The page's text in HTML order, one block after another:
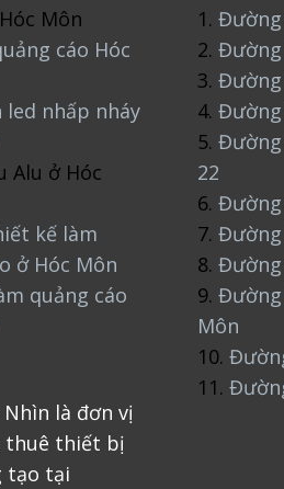
Môn
cáo Hóc
led nhấp nháy
Alu ở Hóc
kế làm
ở Hóc Môn
quảng cáo
Nhìn là đơn vị
thuê thiết bị
tạo tại
1. Đường
2. Đường
3. Đường
4. Đường
5. Đường
22
6. Đường
7. Đường
8. Đường
9. Đường
Môn
10.
11.